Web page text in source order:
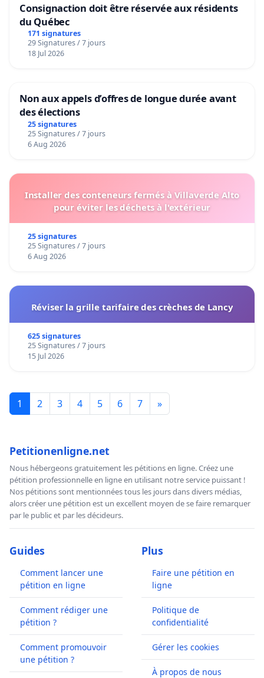
Consignaction doit être réservée aux résidents
du Québec
171 signatures
29 Signatures / 7 jours
18 Jul 2026
Non aux appels d’offres de longue durée avant
des élections
25 signatures
25 Signatures / 7 jours
6 Aug 2026
Installer des conteneurs fermés à Villaverde Alto
pour éviter les déchets à l'extérieur
25 signatures
25 Signatures / 7 jours
6 Aug 2026
Réviser la grille tarifaire des crèches de Lancy
625 signatures
25 Signatures / 7 jours
15 Jul 2026
1 2 3 4 5 6 7 »
Petitionenligne.net
Nous hébergeons gratuitement les pétitions en ligne. Créez une
pétition professionnelle en ligne en utilisant notre service puissant !
Nos pétitions sont mentionnées tous les jours dans divers médias,
alors créer une pétition est un excellent moyen de se faire remarquer
par le public et par les décideurs.
Guides
Comment lancer une
pétition en ligne
Comment rédiger une
pétition ?
Comment promouvoir
une pétition ?
Plus
Faire une pétition en
ligne
Politique de
confidentialité
Gérer les cookies
À propos de nous